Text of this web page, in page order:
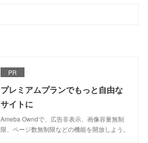
PR
プレミアムプランでもっと自由な
サイトに
Ameba Owndで、広告非表示、画像容量無制
限、ページ数無制限などの機能を開放しよう。